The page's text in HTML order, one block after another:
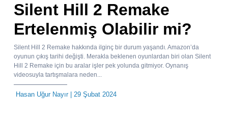
Silent Hill 2 Remake
Ertelenmiş Olabilir mi?
Silent Hill 2 Remake hakkında ilginç bir durum yaşandı. Amazon’da
oyunun çıkış tarihi değişti. Merakla beklenen oyunlardan biri olan Silent
Hill 2 Remake için bu aralar işler pek yolunda gitmiyor. Oynanış
videosuyla tartışmalara neden...
Hasan Uğur Nayır| 29 Şubat 2024